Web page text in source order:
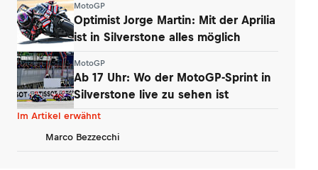
MotoGP
Optimist Jorge Martin: Mit der Aprilia
ist in Silverstone alles möglich
MotoGP
Ab 17 Uhr: Wo der MotoGP-Sprint in
Silverstone live zu sehen ist
Im Artikel erwähnt
Marco Bezzecchi